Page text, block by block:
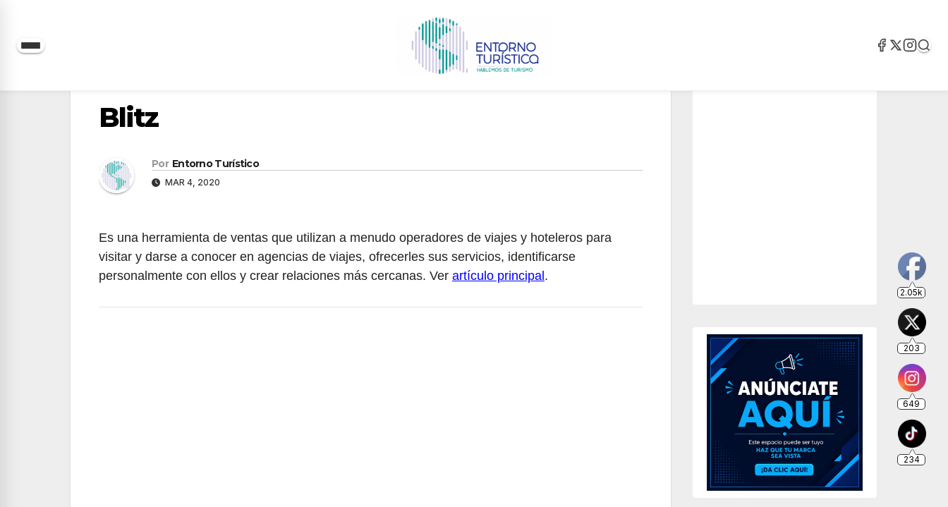
Saltar
Blitz
Por Entorno Turístico
MAR 4, 2020
Es una herramienta de ventas que utilizan a menudo operadores de viajes y hoteleros para
visitar y darse a conocer en agencias de viajes, ofrecerles sus servicios, identificarse
personalmente con ellos y crear relaciones más cercanas. Ver artículo principal .
2.05k
203
649
234